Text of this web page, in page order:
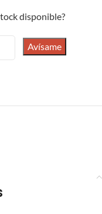
disponible?
Avísame